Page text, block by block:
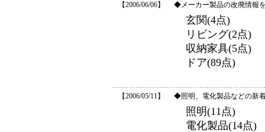
【2006/06/06】 ◆メーカー製品の改廃情報
玄関(4点)
リビング(2点)
収納家具(5点)
ドア(89点)
【2006/05/11】 ◆照明、電化製品などの新
照明(11点)
電化製品(14点)